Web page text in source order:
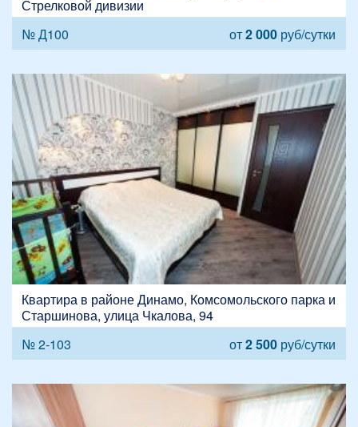
Стрелковой дивизии
№ Д100
от2 000 руб/сутки
Квартира в районе Динамо, Комсомольского парка и
Старшинова, улица Чкалова, 94
№ 2-103
от2 500 руб/сутки